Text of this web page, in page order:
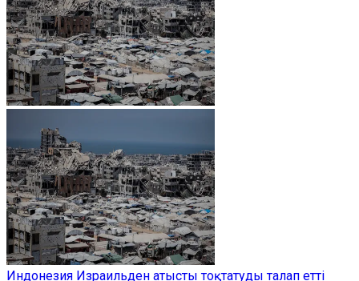
Индонезия Израильден атысты тоқтатуды талап етті